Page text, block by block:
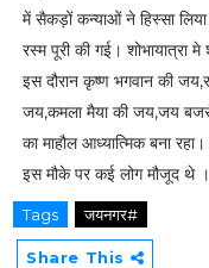
में सैकड़ों कन्याओं ने हिस्सा
रस्म पूरी की गई। शोभायात्रा
इस दौरान कृष्ण भगवान की
जय,कमला मैया की जय,जय
का माहौल आध्यात्मिक बना रहा।
इस मौके पर कई लोग मौजूद थे ।
Tags जयनगर#
Share This